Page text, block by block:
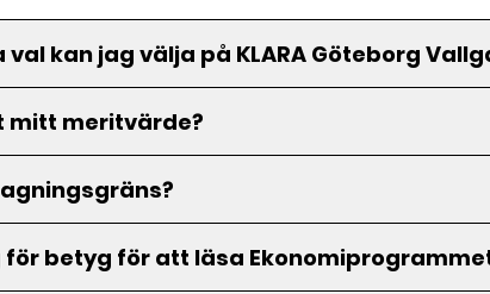
kan jag välja på KLARA Göteborg
mitt meritvärde?
för betyg för att läsa